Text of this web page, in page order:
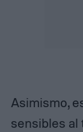
Asimismo,
sensibles al